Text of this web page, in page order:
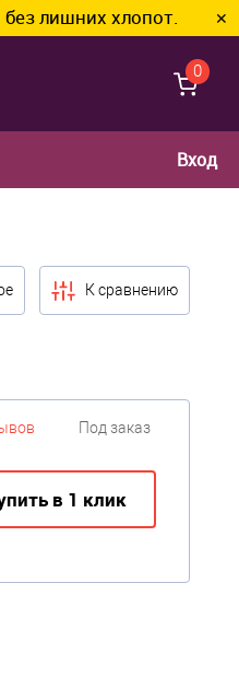
хлопот. ✕
0
Вход
К сравнению
Под заказ
в 1 клик